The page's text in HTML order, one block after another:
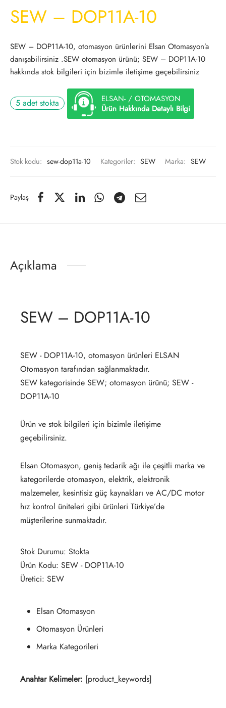
SEW – DOP11A-10
SEW – DOP11A-10, otomasyon ürünlerini Elsan Otomasyon’a
danışabilirsiniz .SEW otomasyon ürünü; SEW – DOP11A-10
hakkında stok bilgileri için bizimle iletişime geçebilirsiniz
5 adet stokta
ELSAN- / OTOMASYON
Ürün Hakkında Detaylı Bilgi
Stok kodu: sew-dop11a-10 Kategoriler: SEW Marka: SEW
Paylaş
Açıklama
SEW – DOP11A-10
SEW - DOP11A-10, otomasyon ürünleri ELSAN
Otomasyon tarafından sağlanmaktadır.
SEW kategorisinde SEW; otomasyon ürünü; SEW -
DOP11A-10
Ürün ve stok bilgileri için bizimle iletişime
geçebilirsiniz.
Elsan Otomasyon, geniş tedarik ağı ile çeşitli marka ve
kategorilerde otomasyon, elektrik, elektronik
malzemeler, kesintisiz güç kaynakları ve AC/DC motor
hız kontrol üniteleri gibi ürünleri Türkiye’de
müşterilerine sunmaktadır.
Stok Durumu: Stokta
Ürün Kodu: SEW - DOP11A-10
Üretici: SEW
Elsan Otomasyon
Otomasyon Ürünleri
Marka Kategorileri
Anahtar Kelimeler: [product_keywords]